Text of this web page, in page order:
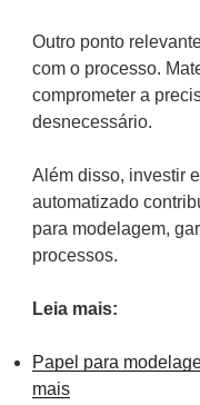
Outro ponto
com o processo.
comprometer a
desnecessário.
Além disso, investir
automatizado
para modelagem,
processos.
Leia mais:
Papel para
mais